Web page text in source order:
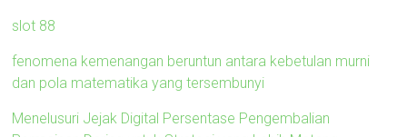
slot 88
fenomena kemenangan beruntun antara kebetulan murni
dan pola matematika yang tersembunyi
Menelusuri Jejak Digital Persentase Pengembalian